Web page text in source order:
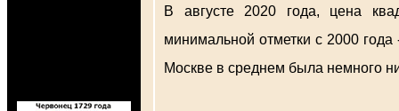
В августе 2020 года, цена
минимальной отметки с 2000
Москве в среднем была немного